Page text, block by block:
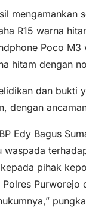
mengamankan
R15 warna
Poco
hitam dengan
dan bukti
dengan
Edy Bagus
waspada
pihak